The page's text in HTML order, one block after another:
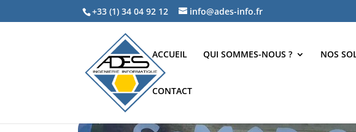
+33 (1) 34 04 92 12 info@ades-info.fr
ACCUEIL QUI SOMMES-NOUS ? NOS
CONTACT